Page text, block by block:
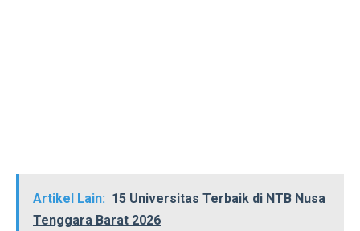
Artikel Lain: 15 Universitas Terbaik di NTB Nusa
Tenggara Barat 2026